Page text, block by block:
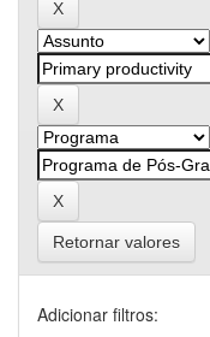
Retornar valores
Adicionar filtros: